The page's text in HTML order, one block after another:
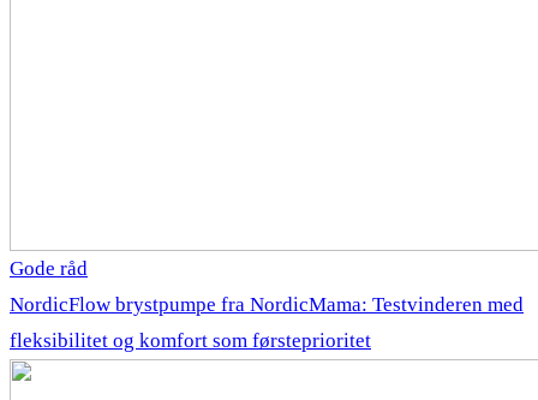
Gode råd
NordicFlow brystpumpe fra NordicMama: Testvinderen med
fleksibilitet og komfort som førsteprioritet